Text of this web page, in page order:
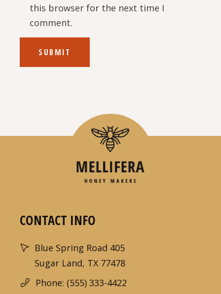
this browser for the next time I
comment.
SUBMIT
CONTACT INFO
Blue Spring Road 405
Sugar Land, TX 77478
Phone: (555) 333-4422